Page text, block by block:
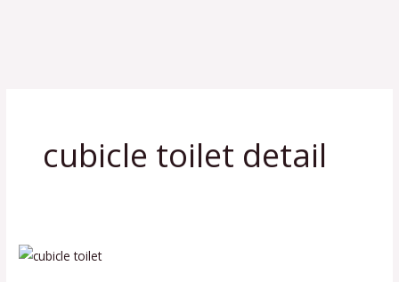
cubicle toilet detail
Pemasangan